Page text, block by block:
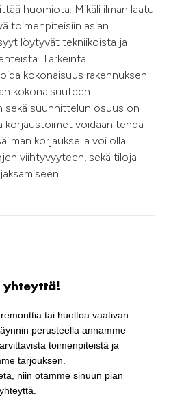
huomiota. Mikäli ilman laatu
toimenpiteisiin asian
löytyvät tekniikoista ja
Tärkeintä
kokonaisuus rakennuksen
kokonaisuuteen.
sekä suunnittelun osuus on
korjaustoimet voidaan tehdä
korjauksella voi olla
viihtyvyyteen, sekä tiloja
yhteyttä!
tai huoltoa vaativan
perusteella annamme
toimenpiteistä ja
tarjouksen.
niin otamme sinuun pian
yhteyttä.